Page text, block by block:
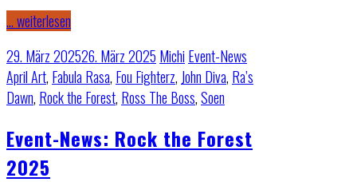
… weiterlesen
29. März 202526. März 2025 Michi Event-News
April Art, Fabula Rasa, Fou Fighterz, John Diva, Ra’s
Dawn, Rock the Forest, Ross The Boss,Soen
Event-News: Rock the Forest
2025